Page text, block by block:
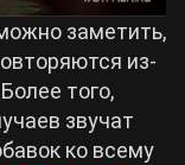
заметить,
из-
того,
звучат
ко всему